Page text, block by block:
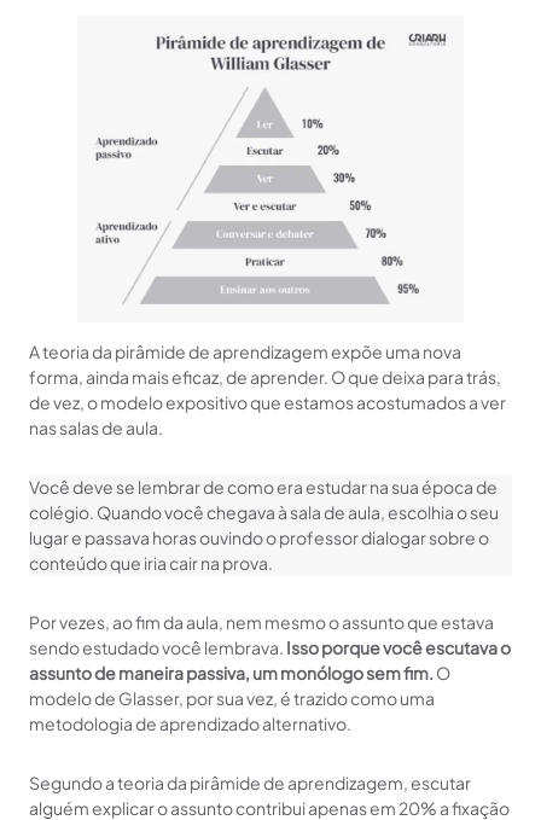
A teoria da pirâmide de aprendizagem expõe uma nova
forma, ainda mais eficaz, de aprender. O que deixa para trás,
de vez, o modelo expositivo que estamos acostumados a ver
nas salas de aula.
Você deve se lembrar de como era estudar na sua época de
colégio. Quando você chegava à sala de aula, escolhia o seu
lugar e passava horas ouvindo o professor dialogar sobre o
conteúdo que iria cair na prova.
Por vezes, ao fim da aula, nem mesmo o assunto que estava
sendo estudado você lembrava. Isso porque você escutava o
assunto de maneira passiva, um monólogo sem fim. O
modelo de Glasser, por sua vez, é trazido como uma
metodologia de aprendizado alternativo.
Segundo a teoria da pirâmide de aprendizagem, escutar
alguém explicar o assunto contribui apenas em 20% a fixação